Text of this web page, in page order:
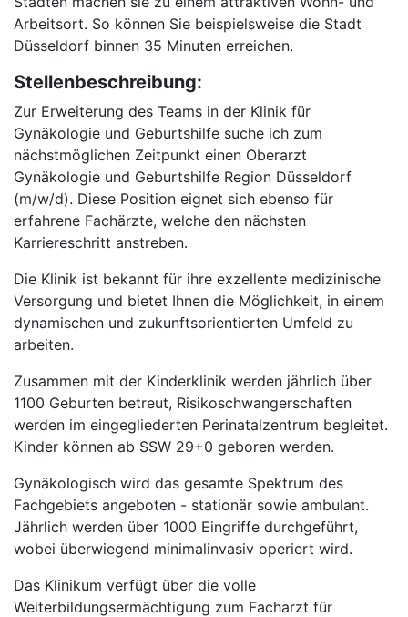
Arbeitsort. So können Sie beispielsweise die Stadt
Düsseldorf binnen 35 Minuten erreichen.
Stellenbeschreibung:
Zur Erweiterung des Teams in der Klinik für
Gynäkologie und Geburtshilfe suche ich zum
nächstmöglichen Zeitpunkt einen Oberarzt
Gynäkologie und Geburtshilfe Region Düsseldorf
(m/w/d). Diese Position eignet sich ebenso für
erfahrene Fachärzte, welche den nächsten
Karriereschritt anstreben.
Die Klinik ist bekannt für ihre exzellente medizinische
Versorgung und bietet Ihnen die Möglichkeit, in einem
dynamischen und zukunftsorientierten Umfeld zu
arbeiten.
Zusammen mit der Kinderklinik werden jährlich über
1100 Geburten betreut, Risikoschwangerschaften
werden im eingegliederten Perinatalzentrum begleitet.
Kinder können ab SSW 29+0 geboren werden.
Gynäkologisch wird das gesamte Spektrum des
Fachgebiets angeboten - stationär sowie ambulant.
Jährlich werden über 1000 Eingriffe durchgeführt,
wobei überwiegend minimalinvasiv operiert wird.
Das Klinikum verfügt über die volle
Weiterbildungsermächtigung zum Facharzt für